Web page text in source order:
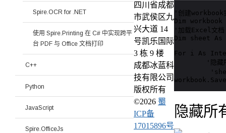
'创建workbook
Dim
'加载Excel文
Dim sheet As
For i As
隐藏所
Spire.OCR for .NET
使用 Spire.Printing 在 C# 中实现跨平
台 PDF 与 Office 文档打印
C++
Python
JavaScript
Spire.OfficeJs
四川省成都
市武侯区九
兴大道 14
号凯乐国际
3 栋 9 楼
成都冰蓝科
技有限公司
版权所有
©2026 蜀
ICP备
17015896号